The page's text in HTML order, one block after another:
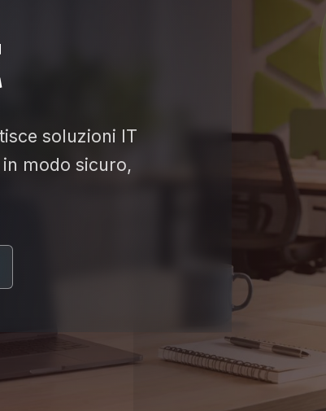
soluzioni IT
modo sicuro,